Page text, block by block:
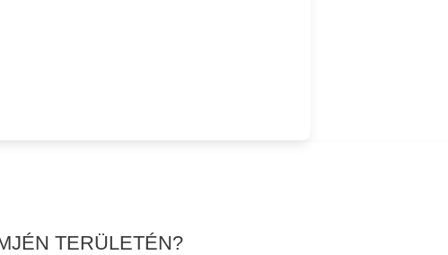
TERÜLETÉN?